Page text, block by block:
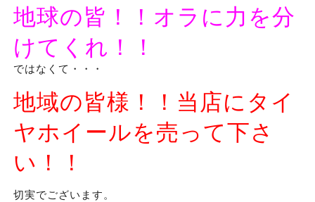
地球の皆！！オラに力を分
けてくれ！！
ではなくて・・・
地域の皆様！！当店にタイ
ヤホイールを売って下さ
い！！
切実でございます。